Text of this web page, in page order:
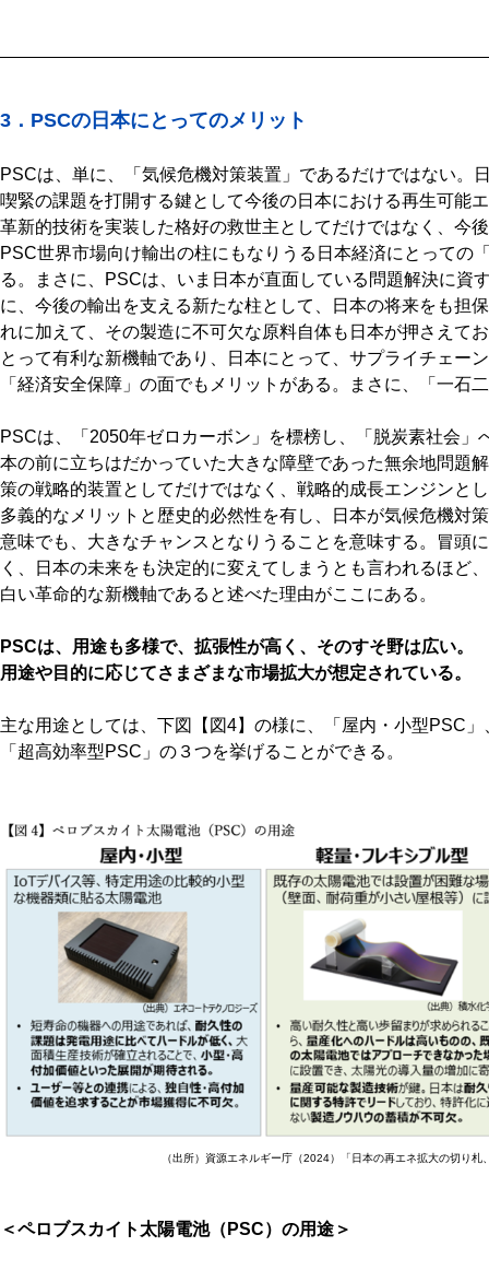
3．PSCの日本にとってのメリット
PSCは、単に、「気候危機対策装置」であるだけではない。
喫緊の課題を打開する鍵として今後の日本における再生可能
革新的技術を実装した格好の救世主としてだけではなく、今
PSC世界市場向け輸出の柱にもなりうる日本経済にとっての
る。まさに、PSCは、いま日本が直面している問題解決に資
に、今後の輸出を支える新たな柱として、日本の将来をも担
れに加えて、その製造に不可欠な原料自体も日本が押さえて
とって有利な新機軸であり、日本にとって、サプライチェー
「経済安全保障」の面でもメリットがある。まさに、「一石
PSCは、「2050年ゼロカーボン」を標榜し、「脱炭素社会」
本の前に立ちはだかっていた大きな障壁であった無余地問題
策の戦略的装置としてだけではなく、戦略的成長エンジンと
多義的なメリットと歴史的必然性を有し、日本が気候危機対
意味でも、大きなチャンスとなりうることを意味する。冒頭
く、日本の未来をも決定的に変えてしまうとも言われるほど
白い革命的な新機軸であると述べた理由がここにある。
PSCは、用途も多様で、拡張性が高く、そのすそ野は広い。
用途や目的に応じてさまざまな市場拡大が想定されている。
主な用途としては、下図【図4】の様に、「屋内・小型PSC
「超高効率型PSC」の３つを挙げることができる。
（出所）資源エネルギー庁（2024）「日本の再エネ拡大の切り札
＜ペロブスカイト太陽電池（PSC）の用途＞